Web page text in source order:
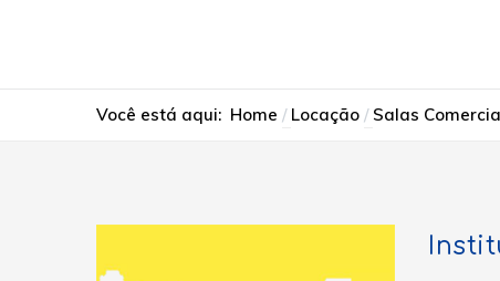
Você está aqui: Home Locação Salas